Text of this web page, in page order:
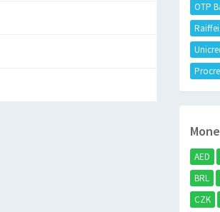
OTP
AED
BRL
CZK